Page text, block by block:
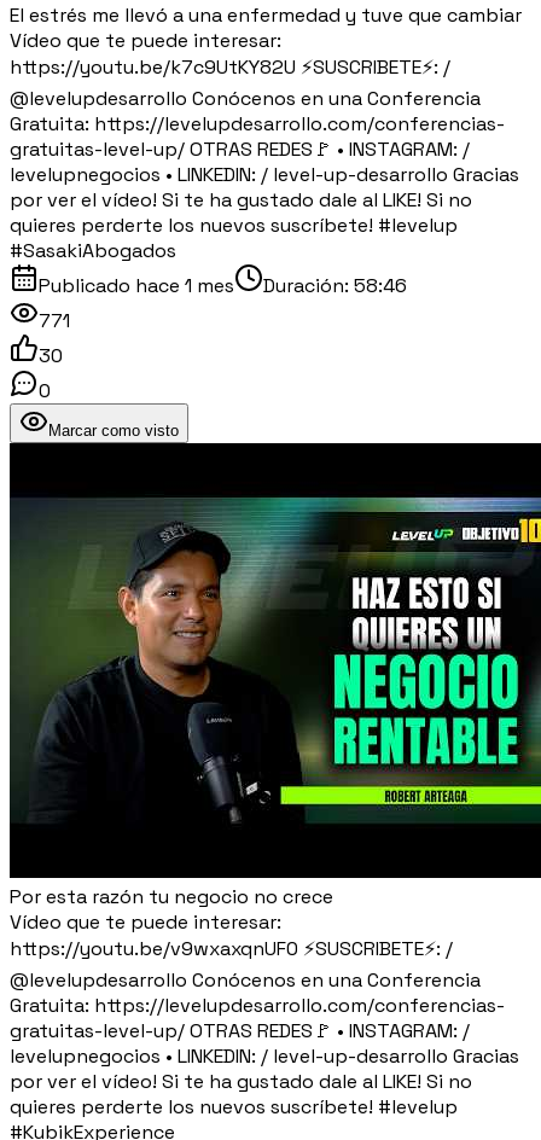
El estrés me llevó a una enfermedad y tuve que cambiar
Vídeo que te puede interesar:
https://youtu.be/k7c9UtKY82U ⚡SUSCRIBETE⚡: /
@levelupdesarrollo Conócenos en una Conferencia
Gratuita: https://levelupdesarrollo.com/conferencias-
gratuitas-level-up/ OTRAS REDES🚩 • INSTAGRAM: /
levelupnegocios • LINKEDIN: / level-up-desarrollo Gracias
por ver el vídeo! Si te ha gustado dale al LIKE! Si no
quieres perderte los nuevos suscríbete! #levelup
#SasakiAbogados
Publicado hace 1 mes Duración: 58:46
771
30
0
Marcar como visto
Por esta razón tu negocio no crece
Vídeo que te puede interesar:
https://youtu.be/v9wxaxqnUF0 ⚡SUSCRIBETE⚡: /
@levelupdesarrollo Conócenos en una Conferencia
Gratuita: https://levelupdesarrollo.com/conferencias-
gratuitas-level-up/ OTRAS REDES🚩 • INSTAGRAM: /
levelupnegocios • LINKEDIN: / level-up-desarrollo Gracias
por ver el vídeo! Si te ha gustado dale al LIKE! Si no
quieres perderte los nuevos suscríbete! #levelup
#KubikExperience